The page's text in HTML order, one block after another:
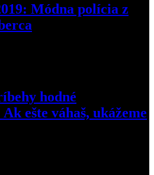
Módna polícia z
hodné
ešte váhaš, ukážeme